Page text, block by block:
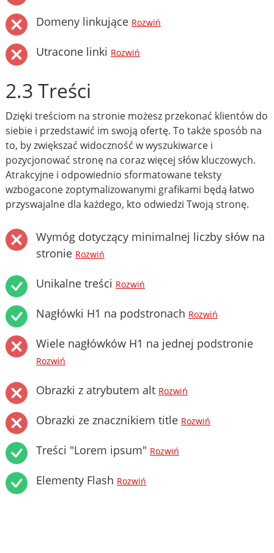
Domeny linkujące Rozwiń
Utracone linki Rozwiń
2.3 Treści
Dzięki treściom na stronie możesz przekonać klientów do
siebie i przedstawić im swoją ofertę. To także sposób na
to, by zwiększać widoczność w wyszukiwarce i
pozycjonować stronę na coraz więcej słów kluczowych.
Atrakcyjne i odpowiednio sformatowane teksty
wzbogacone zoptymalizowanymi grafikami będą łatwo
przyswajalne dla każdego, kto odwiedzi Twoją stronę.
Wymóg dotyczący minimalnej liczby słów na
stronie Rozwiń
Unikalne treści Rozwiń
Nagłówki H1 na podstronach Rozwiń
Wiele nagłówków H1 na jednej podstronie
Rozwiń
Obrazki z atrybutem alt Rozwiń
Obrazki ze znacznikiem title Rozwiń
Treści "Lorem ipsum" Rozwiń
Elementy Flash Rozwiń